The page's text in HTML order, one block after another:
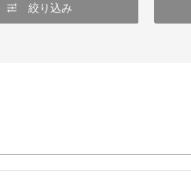
絞り込み